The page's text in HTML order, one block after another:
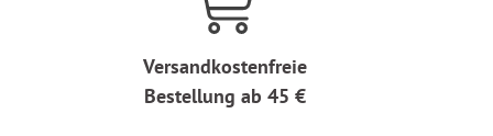
Versandkostenfreie
Bestellung ab 45 €